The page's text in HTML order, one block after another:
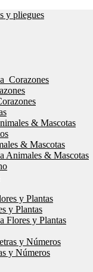
y pliegues
Corazones
& Mascotas
& Mascotas
Animales & Mascotas
y Plantas
y Plantas
Flores y Plantas
y Números
y Números